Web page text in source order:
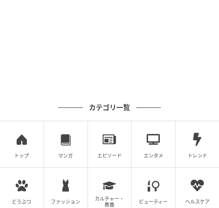
カテゴリ一覧
トップ マンガ エピソード エンタメ トレンド
どうぶつ ファッション
カルチャー・
教養
ビューティー ヘルスケア